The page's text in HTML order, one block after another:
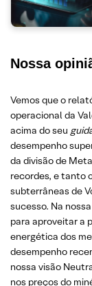
Nossa
Vemos que o
operacional da
acima do seu
desempenho
da divisão de
recordes, e tanto
subterrâneas de
sucesso. Na
para aproveitar a
energética dos
desempenho
nossa visão
nos preços do